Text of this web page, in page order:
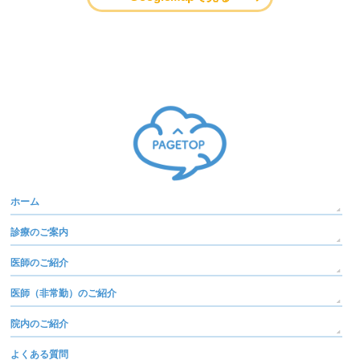
ホーム
診療のご案内
医師のご紹介
医師（非常勤）のご紹介
院内のご紹介
よくある質問